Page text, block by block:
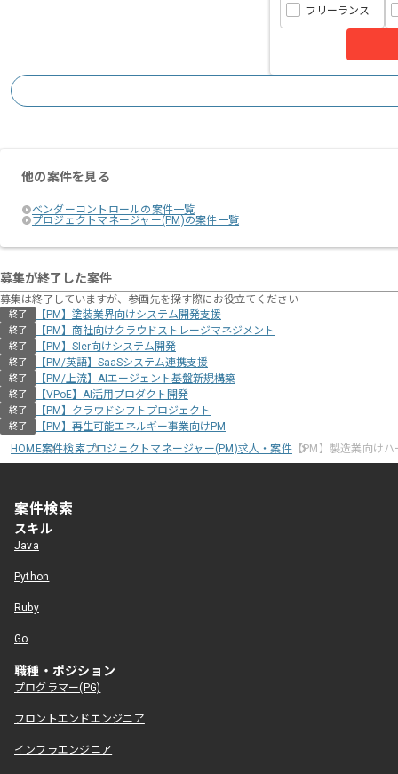
フリーランス
他の案件を見る
ベンダーコントロールの案件一覧
プロジェクトマネージャー(PM)の案件一覧
募集が終了した案件
募集は終了していますが、参画先を探す際にお役立てください
終了 【PM】塗装業界向けシステム開発支援
終了 【PM】商社向けクラウドストレージマネジメント
終了 【PM】SIer向けシステム開発
終了 【PM/英語】SaaSシステム連携支援
終了 【PM/上流】AIエージェント基盤新規構築
終了 【VPoE】AI活用プロダクト開発
終了 【PM】クラウドシフトプロジェクト
終了
【PM】再生可能エネルギー事業向けPM
HOME案件検索プロジェクトマネージャー(PM)求人・案件【PM】製造業向け
案件検索
スキル
Java
Python
Ruby
Go
職種・ポジション
プログラマー(PG)
フロントエンドエンジニア
インフラエンジニア